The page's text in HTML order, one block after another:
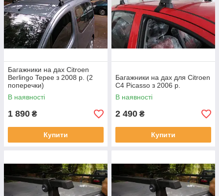
Багажники на дах Citroen
Berlingo Tepee з 2008 р. (2
поперечки)
В наявності
1 890 ₴
Купити
Багажники на дах для Citroen
С4 Picasso з 2006 р.
В наявності
2 490 ₴
Купити